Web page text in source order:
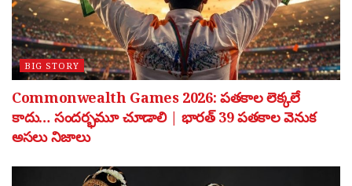
BIG STORY
Commonwealth Games 2026: పతకాల లెక్కలే
కాదు… సందర్భమూ చూడాలి | భారత్ 39 పతకాల వెనుక
అసలు నిజాలు